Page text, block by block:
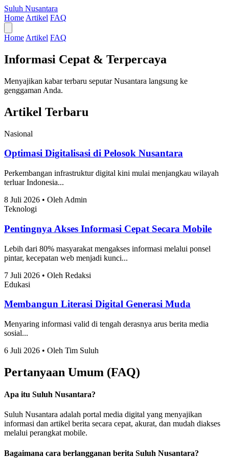
Suluh Nusantara
Home Artikel FAQ
Home Artikel FAQ
Informasi Cepat & Terpercaya
Menyajikan kabar terbaru seputar Nusantara langsung ke
genggaman Anda.
Artikel Terbaru
Nasional
Optimasi Digitalisasi di Pelosok Nusantara
Perkembangan infrastruktur digital kini mulai menjangkau wilayah
terluar Indonesia...
8 Juli 2026 • Oleh Admin
Teknologi
Pentingnya Akses Informasi Cepat Secara Mobile
Lebih dari 80% masyarakat mengakses informasi melalui ponsel
pintar, kecepatan web menjadi kunci...
7 Juli 2026 • Oleh Redaksi
Edukasi
Membangun Literasi Digital Generasi Muda
Menyaring informasi valid di tengah derasnya arus berita media
sosial...
6 Juli 2026 • Oleh Tim Suluh
Pertanyaan Umum (FAQ)
Apa itu Suluh Nusantara?
Suluh Nusantara adalah portal media digital yang menyajikan
informasi dan artikel berita secara cepat, akurat, dan mudah diakses
melalui perangkat mobile.
Bagaimana cara berlangganan berita Suluh Nusantara?